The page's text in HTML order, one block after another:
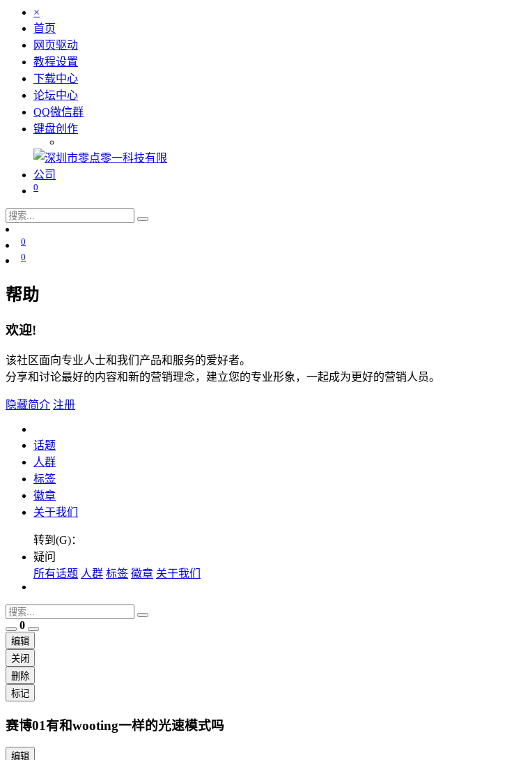
×
首页
网页驱动
教程设置
下载中心
论坛中心
QQ微信群
键盘创作
0
0
0
帮助
欢迎!
该社区面向专业人士和我们产品和服务的爱好者。
分享和讨论最好的内容和新的营销理念，建立您的专业形象，一起成为更好的营销人员。
隐藏简介 注册
话题
人群
标签
徽章
关于我们
转到(G)：
疑问
所有话题 人群 标签 徽章 关于我们
0
编辑
关闭
删除
标记
赛博01有和wooting一样的光速模式吗
编辑